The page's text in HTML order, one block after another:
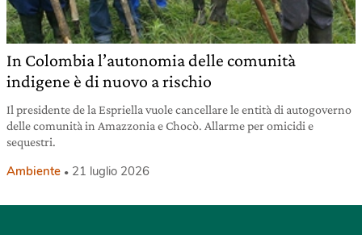
In Colombia l’autonomia delle comunità
indigene è di nuovo a rischio
Il presidente de la Espriella vuole cancellare le entità di autogoverno
delle comunità in Amazzonia e Chocò. Allarme per omicidi e
sequestri.
Ambiente 21 luglio 2026